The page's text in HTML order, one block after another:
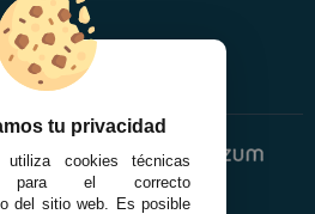
tu privacidad
utiliza cookies técnicas
para el correcto
del sitio web. Es posible